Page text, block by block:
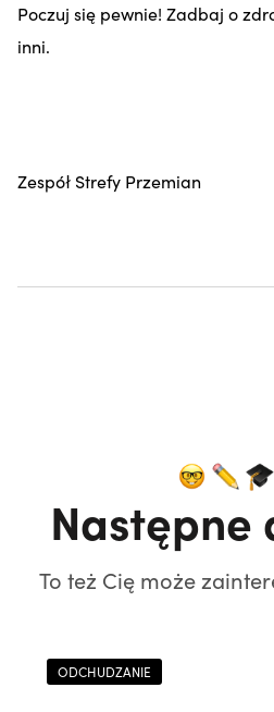
Poczuj się pewnie! Zadbaj o
inni.
Zespół Strefy Przemian
Następne
To też Cię może
ODCHUDZANIE